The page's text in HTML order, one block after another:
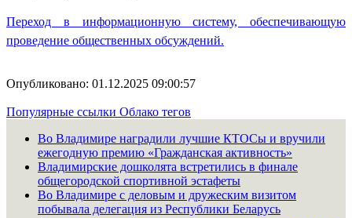
Переход в информационную систему, обеспечивающую
проведение общественных обсуждений.
Опубликовано: 01.12.2025 09:00:57
Популярные ссылки Облако тегов
Во Владимире наградили лучшие КТОСы и вручили
ежегодную премию «Гражданская активность»
Владимирские дошколята встретились в финале
общегородской спортивной эстафеты
Во Владимире с деловым и дружеским визитом
побывала делегация из Республики Беларусь